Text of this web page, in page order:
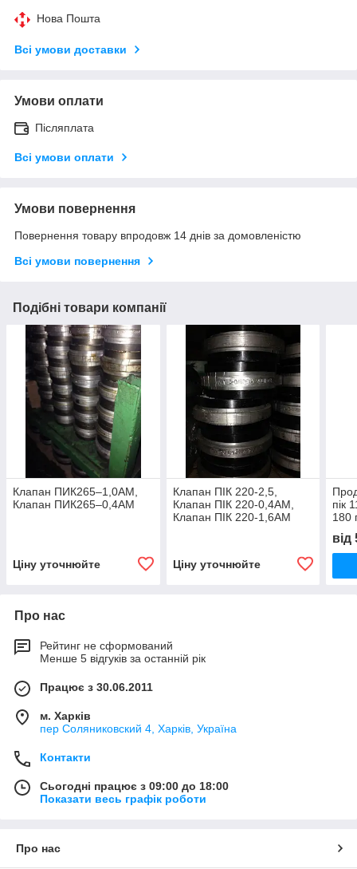
Нова Пошта
Всі умови доставки
Умови оплати
Післяплата
Всі умови оплати
Умови повернення
Повернення товару впродовж 14 днів за домовленістю
Всі умови повернення
Подібні товари компанії
Клапан ПИК265–1,0АМ,
Клапан ПИК265–0,4АМ
Ціну уточнюйте
Клапан ПІК 220-2,5,
Клапан ПІК 220-0,4АМ,
Клапан ПІК 220-1,6АМ
Ціну уточнюйте
пік
180
від
Про нас
Рейтинг не сформований
Менше 5 відгуків за останній рік
Працює з 30.06.2011
м. Харків
пер Соляниковский 4, Харків, Україна
Контакти
Сьогодні працює з 09:00 до 18:00
Показати весь графік роботи
Про нас